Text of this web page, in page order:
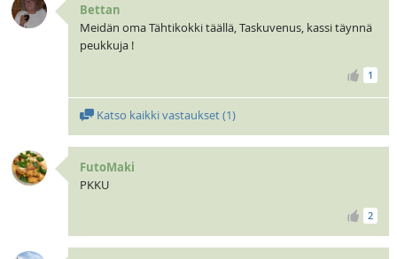
Bettan
Meidän oma Tähtikokki täällä, Taskuvenus, kassi täynnä
peukkuja !
1
Katso kaikki vastaukset (1)
FutoMaki
PKKU
2